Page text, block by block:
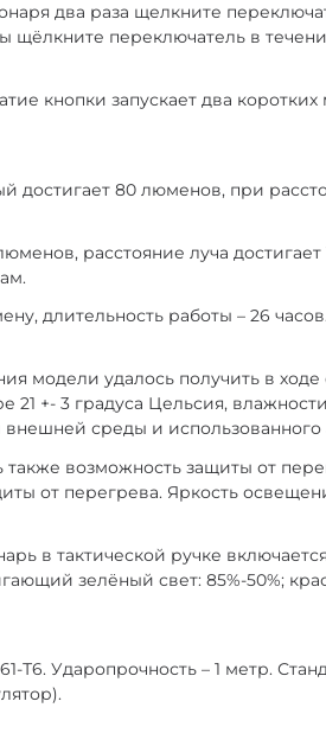
два раза щелкните
щёлкните переключатель в
кнопки запускает два
достигает 80 люменов, при
расстояние луча
длительность работы – 26
модели удалось получить в
+- 3 градуса Цельсия,
среды и использованного
возможность защиты от
от перегрева. Яркость
в тактической ручке
зелёный свет: 85%-50%;
Ударопрочность – 1 метр.